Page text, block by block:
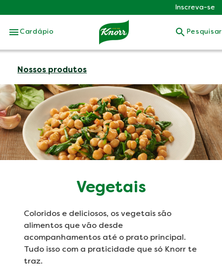
Skip to:
Inscreva-se
Cardápio Pesquisar
Nossos produtos
Vegetais
Coloridos e deliciosos, os vegetais são
alimentos que vão desde
acompanhamentos até o prato principal.
Tudo isso com a praticidade que só Knorr te
traz.